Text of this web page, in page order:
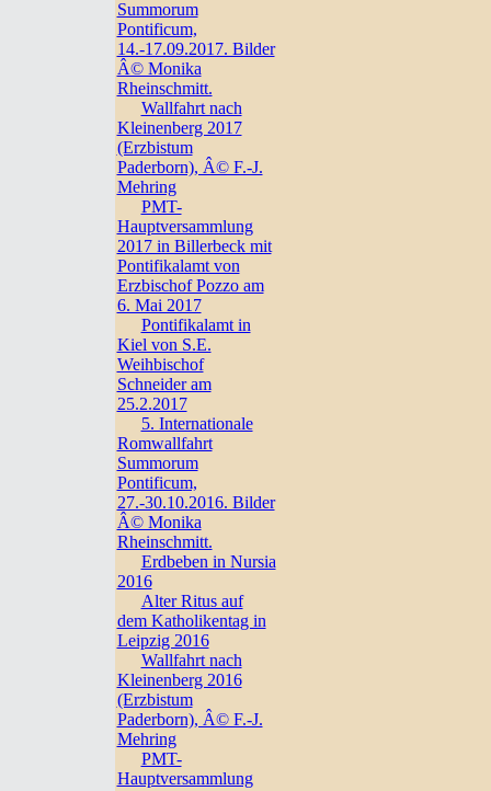
Summorum
Pontificum,
14.-17.09.2017. Bilder
Â© Monika
Rheinschmitt.
Wallfahrt nach
Kleinenberg 2017
(Erzbistum
Paderborn), Â© F.-J.
Mehring
PMT-
Hauptversammlung
2017 in Billerbeck mit
Pontifikalamt von
Erzbischof Pozzo am
6. Mai 2017
Pontifikalamt in
Kiel von S.E.
Weihbischof
Schneider am
25.2.2017
5. Internationale
Romwallfahrt
Summorum
Pontificum,
27.-30.10.2016. Bilder
Â© Monika
Rheinschmitt.
Erdbeben in Nursia
2016
Alter Ritus auf
dem Katholikentag in
Leipzig 2016
Wallfahrt nach
Kleinenberg 2016
(Erzbistum
Paderborn), Â© F.-J.
Mehring
PMT-
Hauptversammlung